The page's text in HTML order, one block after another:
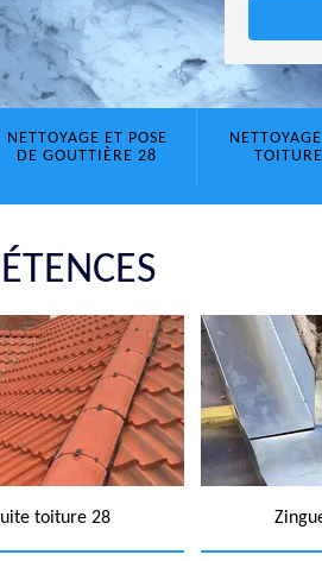
NETTOYAGE ET POSE
DE GOUTTIÈRE 28
toiture 28